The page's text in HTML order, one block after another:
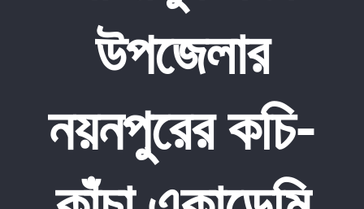
উপজেলার
নয়নপুরের কচি-